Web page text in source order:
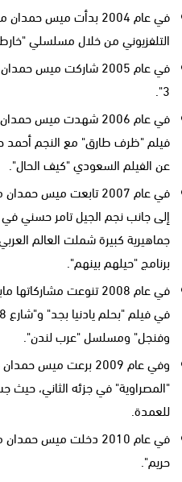
في عام 2004 بدأت ميس
التلفزيوني من خلال مسلسلي
في عام 2005 شاركت
3".
في عام 2006 شهدت ميس
فيلم "ظرف طارق" مع النجم أحمد
عن الفيلم السعودي "كيف الحال".
في عام 2007 تابعت ميس
إلى جانب نجم الجيل تامر حسني
جماهيرية كبيرة شملت العالم
برنامج "حيلهم بينهم".
في عام 2008 تنوعت
وفنجل" ومسلسل "عرب لندن".
وفي عام 2009 برعت
"المصراوية" في جزئه الثاني، حيث
للعمدة.
في عام 2010 دخلت ميس
حريم".